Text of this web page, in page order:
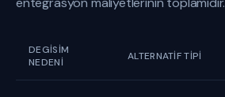
DEGISIM
NEDENI
ALTERNATIF TIPI